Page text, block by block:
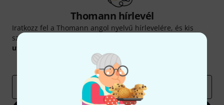
Thomann hírlevél
Iratkozz fel a Thomann angol nyelvű hírlevelére, és kis
szerencsével megnyerheted a
utalvány
Inspiráló gondolatok